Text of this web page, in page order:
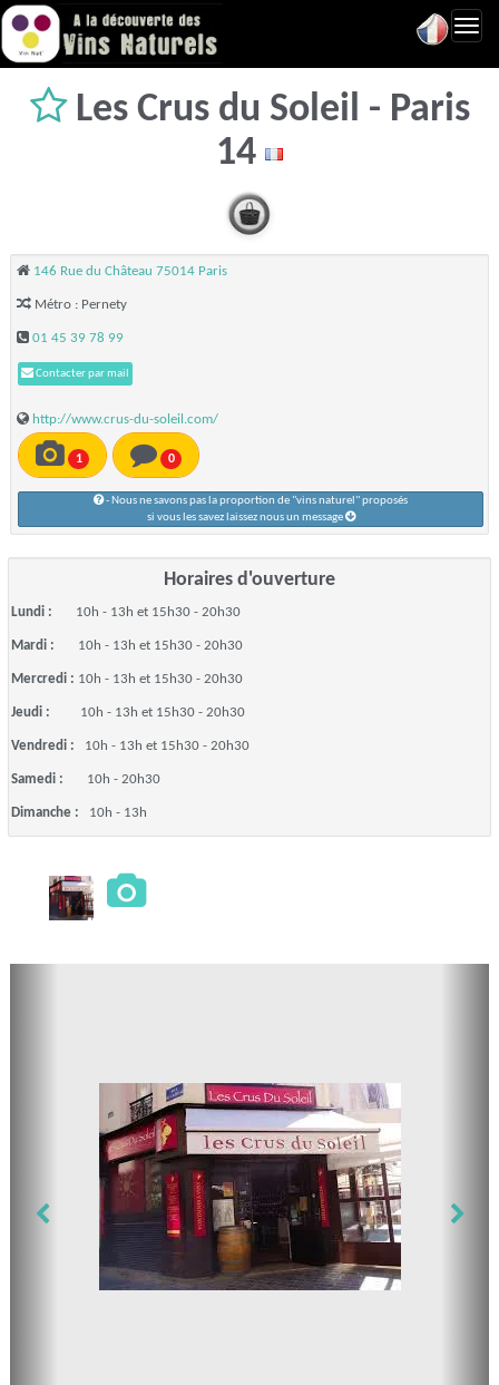
Les Crus du Soleil - Paris
14
146 Rue du Château 75014 Paris
Métro : Pernety
01 45 39 78 99
Contacter par mail
http://www.crus-du-soleil.com/
1 0
- Nous ne savons pas la proportion de "vins naturel" proposés
si vous les savez laissez nous un message
Horaires d'ouverture
Lundi : 10h - 13h et 15h30 - 20h30
Mardi : 10h - 13h et 15h30 - 20h30
Mercredi : 10h - 13h et 15h30 - 20h30
Jeudi : 10h - 13h et 15h30 - 20h30
Vendredi : 10h - 13h et 15h30 - 20h30
Samedi : 10h - 20h30
Dimanche : 10h - 13h